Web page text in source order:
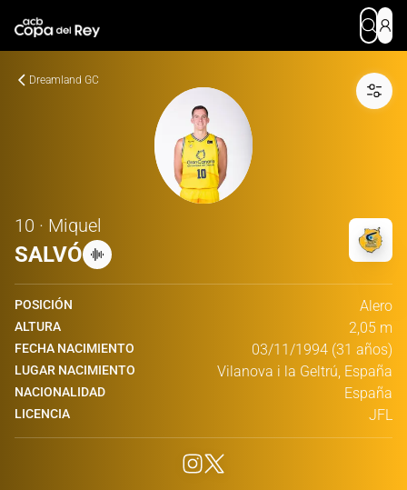
Dreamland GC
10 · Miquel
SALVÓ
POSICIÓN Alero
ALTURA 2,05 m
FECHA NACIMIENTO 03/11/1994 (31 años)
LUGAR NACIMIENTO Vilanova i la Geltrú, España
NACIONALIDAD España
LICENCIA JFL